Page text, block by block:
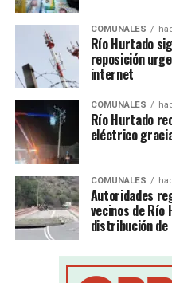
COMUNALES
Río Hurtado
reposición
internet
COMUNALES
Río Hurtado
eléctrico
COMUNALES
Autoridades
vecinos de
distribución de